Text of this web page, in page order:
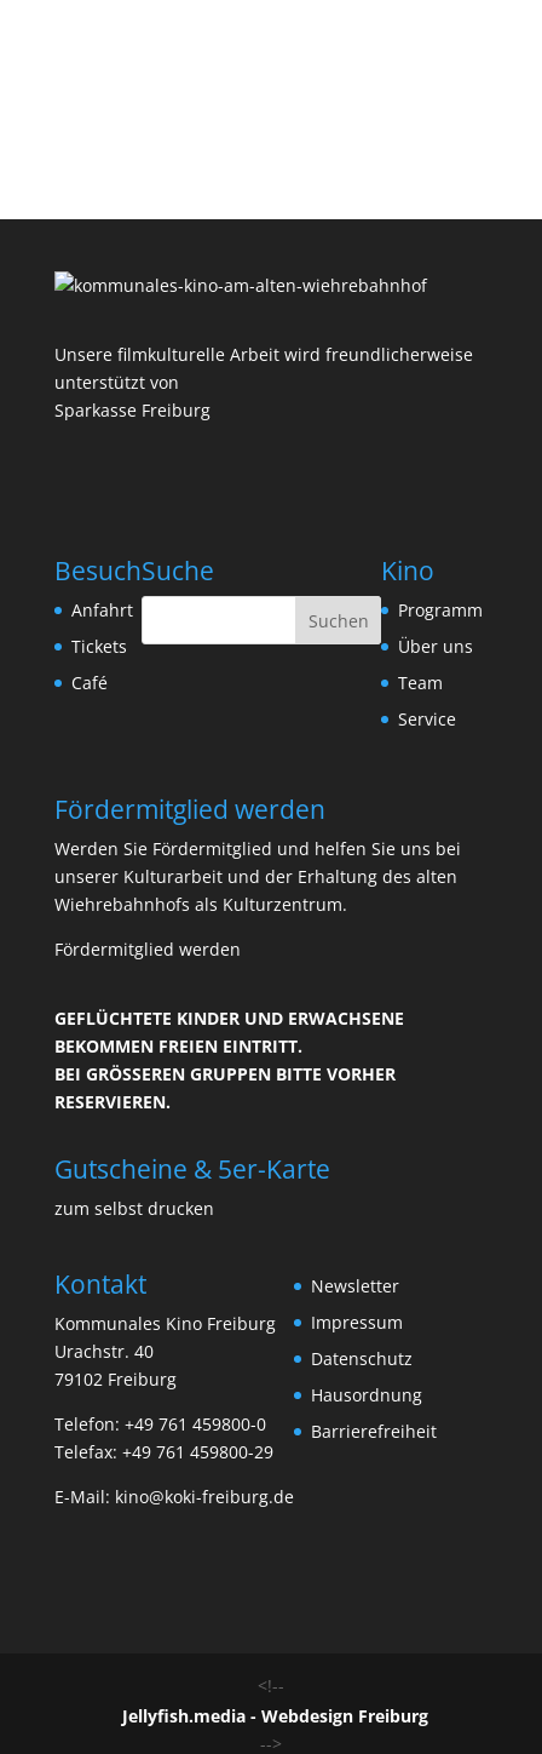
Unsere filmkulturelle Arbeit wird freundlicherweise
unterstützt von
Sparkasse Freiburg
Besuch
Anfahrt
Tickets
Café
Suche Kino
Programm
Über uns
Team
Service
Fördermitglied werden
Werden Sie Fördermitglied und helfen Sie uns bei
unserer Kulturarbeit und der Erhaltung des alten
Wiehrebahnhofs als Kulturzentrum.
Fördermitglied werden
GEFLÜCHTETE KINDER UND ERWACHSENE
BEKOMMEN FREIEN EINTRITT.
BEI GRÖSSEREN GRUPPEN BITTE VORHER R
ESERVIEREN.
Gutscheine & 5er-Karte
zum selbst drucken
Kontakt
Kommunales Kino Freiburg
Urachstr. 40
79102 Freiburg
Telefon: +49 761 459800-0
Telefax: +49 761 459800-29
E-Mail: kino@koki-freiburg.de
Newsletter
Impressum
Datenschutz
Hausordnung
Barrierefreiheit
<!--
Jellyfish.media - Webdesign Freiburg
-->